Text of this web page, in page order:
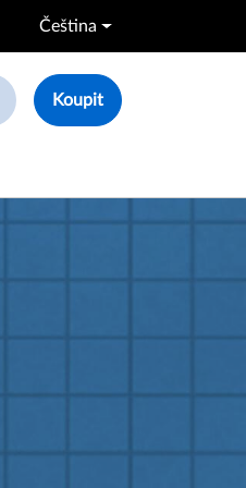
Čeština
Koupit